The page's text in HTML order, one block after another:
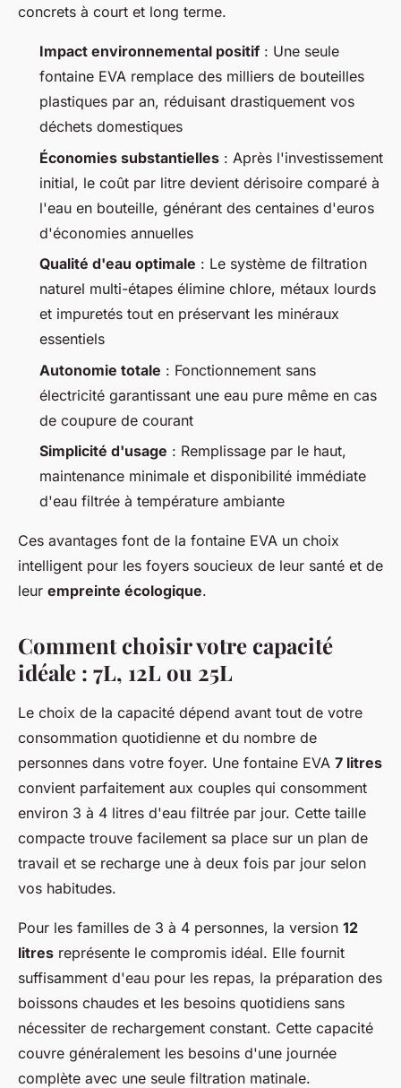
concrets à court et long terme.
Impact environnemental positif : Une seule
fontaine EVA remplace des milliers de bouteilles
plastiques par an, réduisant drastiquement vos
déchets domestiques
Économies substantielles : Après l'investissement
initial, le coût par litre devient dérisoire comparé à
l'eau en bouteille, générant des centaines d'euros
d'économies annuelles
Qualité d'eau optimale : Le système de filtration
naturel multi-étapes élimine chlore, métaux lourds
et impuretés tout en préservant les minéraux
essentiels
Autonomie totale : Fonctionnement sans
électricité garantissant une eau pure même en cas
de coupure de courant
Simplicité d'usage : Remplissage par le haut,
maintenance minimale et disponibilité immédiate
d'eau filtrée à température ambiante
Ces avantages font de la fontaine EVA un choix
intelligent pour les foyers soucieux de leur santé et de
leur empreinte écologique.
Comment choisir votre capacité
idéale : 7L, 12L ou 25L
Le choix de la capacité dépend avant tout de votre
consommation quotidienne et du nombre de
personnes dans votre foyer. Une fontaine EVA 7 litres
convient parfaitement aux couples qui consomment
environ 3 à 4 litres d'eau filtrée par jour. Cette taille
compacte trouve facilement sa place sur un plan de
travail et se recharge une à deux fois par jour selon
vos habitudes.
Pour les familles de 3 à 4 personnes, la version 12
litres représente le compromis idéal. Elle fournit
suffisamment d'eau pour les repas, la préparation des
boissons chaudes et les besoins quotidiens sans
nécessiter de rechargement constant. Cette capacité
couvre généralement les besoins d'une journée
complète avec une seule filtration matinale.